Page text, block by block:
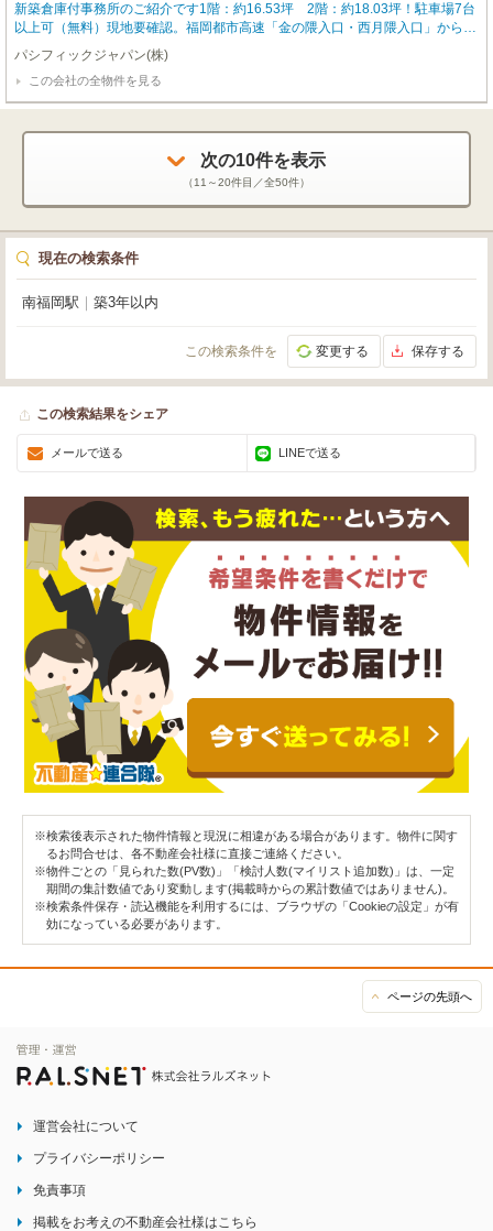
新築倉庫付事務所のご紹介です1階：約16.53坪 2階：約18.03坪！駐車場7台
以上可（無料）現地要確認。福岡都市高速「金の隈入口・西月隈入口」から車
で約4分！九州自動車道「太宰府インター」から車で約6分！。高速が近いの
で、通勤や物流、お客様のご来店にも大変便利です！
パシフィックジャパン(株)
この会社の全物件を見る
次の10件を表示
（11～20件目／全50件）
現在の検索条件
南福岡駅 築3年以内
この検索条件を 変更する 保存する
この検索結果をシェア
メールで送る LINEで送る
※検索後表示された物件情報と現況に相違がある場合があります。物件に関す
るお問合せは、各不動産会社様に直接ご連絡ください。
※物件ごとの「見られた数(PV数)」「検討人数(マイリスト追加数)」は、一定
期間の集計数値であり変動します(掲載時からの累計数値ではありません)。
※検索条件保存・読込機能を利用するには、ブラウザの「Cookieの設定」が有
効になっている必要があります。
ページの先頭へ
運営会社について
プライバシーポリシー
免責事項
掲載をお考えの不動産会社様はこちら